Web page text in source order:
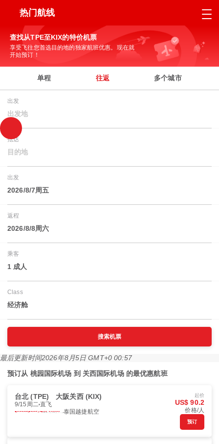
热门航线
查找从TPE至KIX的特价机票
享受飞往您首选目的地的独家航班优惠。现在就
开始预订！
单程 往返 多个城市
出发
出发地
抵达
目的地
出发
2026/8/7周五
返程
2026/8/8周六
乘客
1 成人
Class
经济舱
搜索机票
最后更新时间2026年8月5日 GMT+0 00:57
预订从 桃园国际机场 到 关西国际机场 的最优惠航班
台北 (TPE) 大阪关西 (KIX)
9/15周二 直飞
泰国越捷航空
起价
US$ 90.2
价格/人
预订